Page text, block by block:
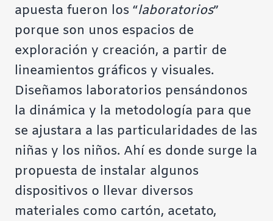
apuesta fueron los “laboratorios”
porque son unos espacios de
exploración y creación, a partir de
lineamientos gráficos y visuales.
Diseñamos laboratorios pensándonos
la dinámica y la metodología para que
se ajustara a las particularidades de las
niñas y los niños. Ahí es donde surge la
propuesta de instalar algunos
dispositivos o llevar diversos
materiales como cartón, acetato,